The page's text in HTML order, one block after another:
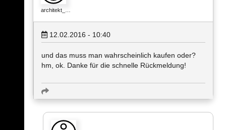
architekt_…
12.02.2016 - 10:40
und das muss man wahrscheinlich kaufen oder?
hm, ok. Danke für die schnelle Rückmeldung!